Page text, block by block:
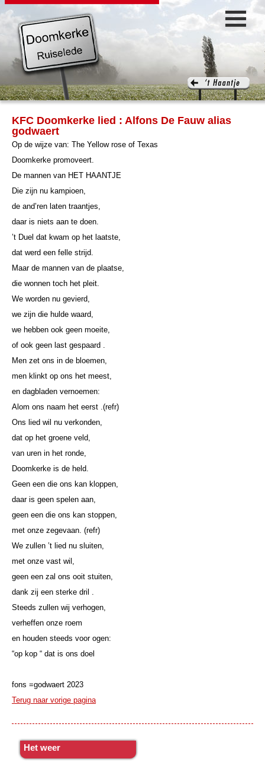
KFC Doomkerke lied : Alfons De Fauw alias
godwaert
Op de wijze van: The Yellow rose of Texas
Doomkerke promoveert.
De mannen van HET HAANTJE
Die zijn nu kampioen,
de and’ren laten traantjes,
daar is niets aan te doen.
’t Duel dat kwam op het laatste,
dat werd een felle strijd.
Maar de mannen van de plaatse,
die wonnen toch het pleit.
We worden nu gevierd,
we zijn die hulde waard,
we hebben ook geen moeite,
of ook geen last gespaard .
Men zet ons in de bloemen,
men klinkt op ons het meest,
en dagbladen vernoemen:
Alom ons naam het eerst .(refr)
Ons lied wil nu verkonden,
dat op het groene veld,
van uren in het ronde,
Doomkerke is de held.
Geen een die ons kan kloppen,
daar is geen spelen aan,
geen een die ons kan stoppen,
met onze zegevaan. (refr)
We zullen ’t lied nu sluiten,
met onze vast wil,
geen een zal ons ooit stuiten,
dank zij een sterke dril .
Steeds zullen wij verhogen,
verheffen onze roem
en houden steeds voor ogen:
“op kop “ dat is ons doel
fons =godwaert 2023
Terug naar vorige pagina
Het weer